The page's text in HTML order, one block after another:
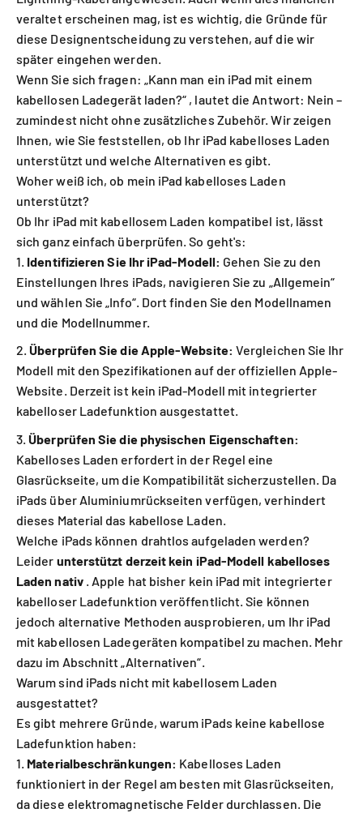
veraltet erscheinen mag, ist es wichtig, die Gründe für
diese Designentscheidung zu verstehen, auf die wir
später eingehen werden.
Wenn Sie sich fragen: „Kann man ein iPad mit einem
kabellosen Ladegerät laden?“ , lautet die Antwort: Nein –
zumindest nicht ohne zusätzliches Zubehör. Wir zeigen
Ihnen, wie Sie feststellen, ob Ihr iPad kabelloses Laden
unterstützt und welche Alternativen es gibt.
Woher weiß ich, ob mein iPad kabelloses Laden
unterstützt?
Ob Ihr iPad mit kabellosem Laden kompatibel ist, lässt
sich ganz einfach überprüfen. So geht's:
Identifizieren Sie Ihr iPad-Modell: Gehen Sie zu den
Einstellungen Ihres iPads, navigieren Sie zu „Allgemein“
und wählen Sie „Info“. Dort finden Sie den Modellnamen
und die Modellnummer.
Überprüfen Sie die Apple-Website: Vergleichen Sie Ihr
Modell mit den Spezifikationen auf der offiziellen Apple-
Website. Derzeit ist kein iPad-Modell mit integrierter
kabelloser Ladefunktion ausgestattet.
Überprüfen Sie die physischen Eigenschaften:
Kabelloses Laden erfordert in der Regel eine
Glasrückseite, um die Kompatibilität sicherzustellen. Da
iPads über Aluminiumrückseiten verfügen, verhindert
dieses Material das kabellose Laden.
Welche iPads können drahtlos aufgeladen werden?
Leider unterstützt derzeit kein iPad-Modell kabelloses
Laden nativ . Apple hat bisher kein iPad mit integrierter
kabelloser Ladefunktion veröffentlicht. Sie können
jedoch alternative Methoden ausprobieren, um Ihr iPad
mit kabellosen Ladegeräten kompatibel zu machen. Mehr
dazu im Abschnitt „Alternativen“.
Warum sind iPads nicht mit kabellosem Laden
ausgestattet?
Es gibt mehrere Gründe, warum iPads keine kabellose
Ladefunktion haben:
Materialbeschränkungen: Kabelloses Laden
funktioniert in der Regel am besten mit Glasrückseiten,
da diese elektromagnetische Felder durchlassen. Die